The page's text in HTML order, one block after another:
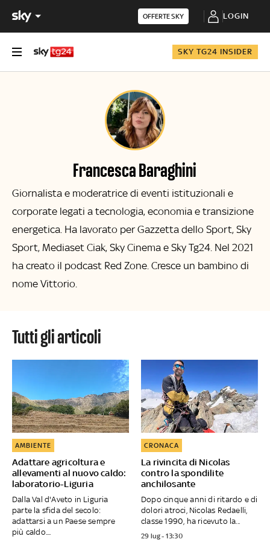
OFFERTE SKY LOGIN
SKY TG24 INSIDER
Francesca Baraghini
Giornalista e moderatrice di eventi istituzionali e
corporate legati a tecnologia, economia e transizione
energetica. Ha lavorato per Gazzetta dello Sport, Sky
Sport, Mediaset Ciak, Sky Cinema e Sky Tg24. Nel 2021
ha creato il podcast Red Zone. Cresce un bambino di
nome Vittorio.
tutti gli articoli
Adattare agricoltura e
allevamenti al nuovo caldo:
laboratorio-Liguria
AMBIENTE
Dalla Val d'Aveto in Liguria
parte la sfida del secolo:
adattarsi a un Paese sempre
più caldo....
La rivincita di Nicolas
contro la spondilite
anchilosante
CRONACA
Dopo cinque anni di ritardo e di
dolori atroci, Nicolas Redaelli,
classe 1990, ha ricevuto la...
29 lug - 13:30